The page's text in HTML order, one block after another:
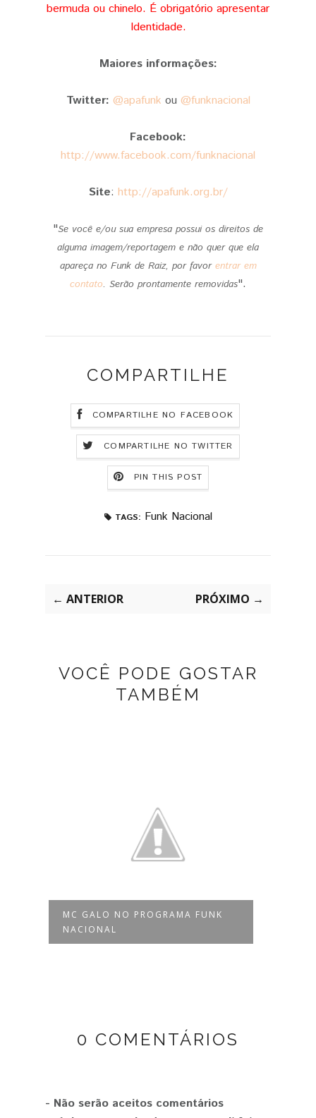
bermuda ou chinelo. É obrigatório apresentar
Identidade.
Maiores informações:
Twitter: @apafunk ou @funknacional
Facebook:
http://www.facebook.com/funknacional
Site: http://apafunk.org.br/
"Se você e/ou sua empresa possui os direitos de
alguma imagem/reportagem e não quer que ela
apareça no Funk de Raiz, por favor entrar em
contato. Serão prontamente removidas".
COMPARTILHE
COMPARTILHE NO FACEBOOK
COMPARTILHE NO TWITTER
PIN THIS POST
TAGS: Funk Nacional
← ANTERIOR PRÓXIMO →
VOCÊ PODE GOSTAR
TAMBÉM
MC GALO NO PROGRAMA FUNK
NACIONAL
0 COMENTÁRIOS
- Não serão aceitos comentários